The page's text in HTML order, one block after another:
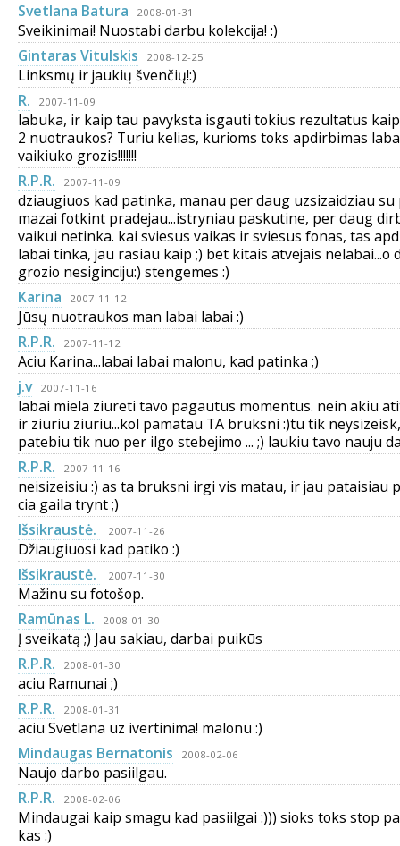
Svetlana Batura
2008-01-31
Sveikinimai! Nuostabi darbu kolekcija! :)
Gintaras Vitulskis
2008-12-25
Linksmų ir jaukių švenčių!:)
R.
2007-11-09
labuka, ir kaip tau pavyksta isgauti tokius rezultatus
2 nuotraukos? Turiu kelias, kurioms toks apdirbimas
vaikiuko grozis!!!!!!!
R.P.R.
2007-11-09
dziaugiuos kad patinka, manau per daug uzsizaidziau
mazai fotkint pradejau...istryniau paskutine, per daug
vaikui netinka. kai sviesus vaikas ir sviesus fonas, tas
labai tinka, jau rasiau kaip ;) bet kitais atvejais nelabai...o
grozio nesiginciju:) stengemes :)
Karina
2007-11-12
Jūsų nuotraukos man labai labai :)
R.P.R.
2007-11-12
Aciu Karina...labai labai malonu, kad patinka ;)
j.v
2007-11-16
labai miela ziureti tavo pagautus momentus. nein akiu
ir ziuriu ziuriu...kol pamatau TA bruksni :)tu tik
patebiu tik nuo per ilgo stebejimo ... ;) laukiu tavo nauju
R.P.R.
2007-11-16
neisizeisiu :) as ta bruksni irgi vis matau, ir jau pataisiau
cia gaila trynt ;)
Išsikraustė.
2007-11-26
Džiaugiuosi kad patiko :)
Išsikraustė.
2007-11-30
Mažinu su fotošop.
Ramūnas L.
2008-01-30
Į sveikatą ;) Jau sakiau, darbai puikūs
R.P.R.
2008-01-30
aciu Ramunai ;)
R.P.R.
2008-01-31
aciu Svetlana uz ivertinima! malonu :)
Mindaugas Bernatonis
2008-02-06
Naujo darbo pasiilgau.
R.P.R.
2008-02-06
Mindaugai kaip smagu kad pasiilgai :))) sioks toks stop
kas :)